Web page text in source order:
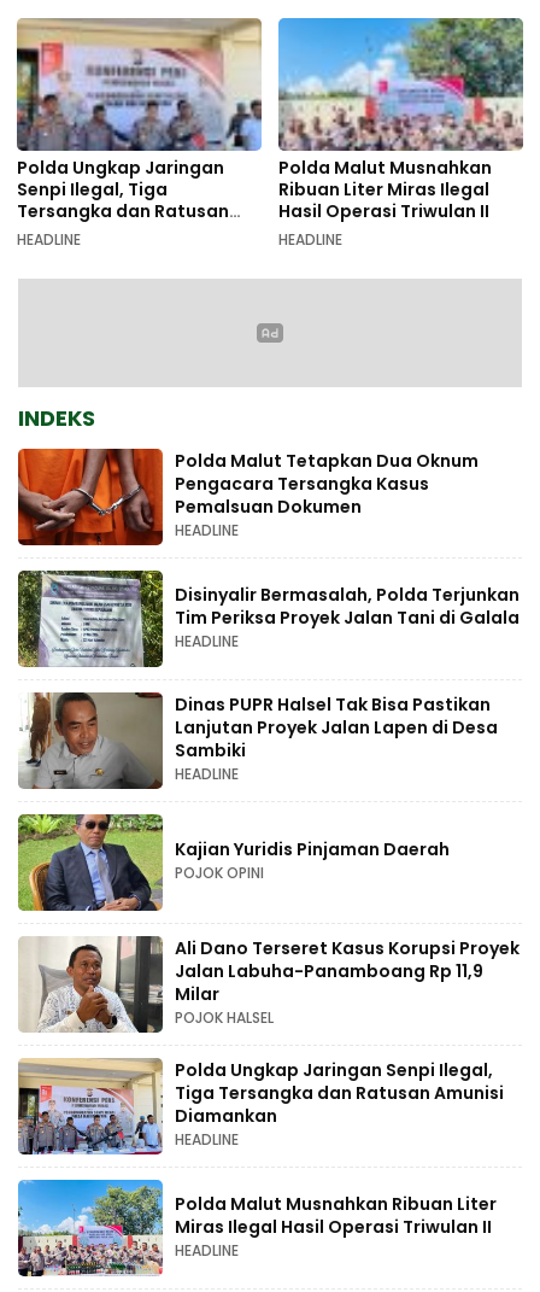
Polda Ungkap Jaringan
Senpi Ilegal, Tiga
Tersangka dan Ratusan
Amunisi Diamankan
HEADLINE
Polda Malut Musnahkan
Ribuan Liter Miras Ilegal
Hasil Operasi Triwulan II
HEADLINE
INDEKS
Polda Malut Tetapkan Dua Oknum
Pengacara Tersangka Kasus
Pemalsuan Dokumen
HEADLINE
Disinyalir Bermasalah, Polda Terjunkan
Tim Periksa Proyek Jalan Tani di Galala
HEADLINE
Dinas PUPR Halsel Tak Bisa Pastikan
Lanjutan Proyek Jalan Lapen di Desa
Sambiki
HEADLINE
Kajian Yuridis Pinjaman Daerah
POJOK OPINI
Ali Dano Terseret Kasus Korupsi Proyek
Jalan Labuha-Panamboang Rp 11,9
Milar
POJOK HALSEL
Polda Ungkap Jaringan Senpi Ilegal,
Tiga Tersangka dan Ratusan Amunisi
Diamankan
HEADLINE
Polda Malut Musnahkan Ribuan Liter
Miras Ilegal Hasil Operasi Triwulan II
HEADLINE